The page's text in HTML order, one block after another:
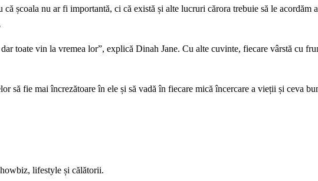
școala nu ar fi importantă, ci că există și alte lucruri cărora trebuie să le
toate vin la vremea lor”, explică Dinah Jane. Cu alte cuvinte, fiecare vârstă cu
să fie mai încrezătoare în ele și să vadă în fiecare mică încercare a vieții și ceva
lifestyle și călătorii.